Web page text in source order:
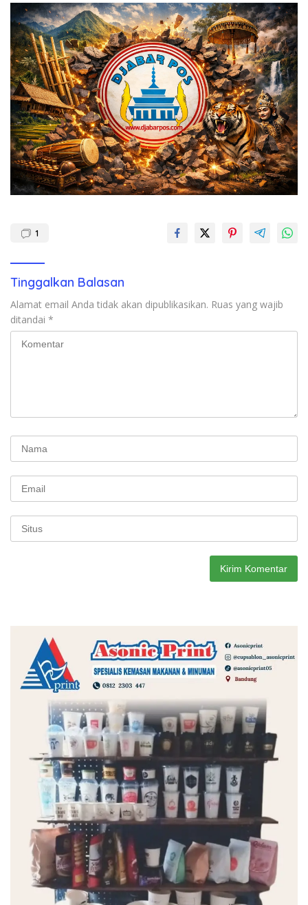
1
Tinggalkan Balasan
Alamat email Anda tidak akan dipublikasikan. Ruas yang wajib
ditandai *